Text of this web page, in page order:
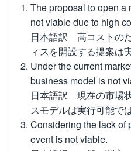
The proposal to open a
not viable due to high
日本語訳 高コストの
ィスを開設する提案は
Under the current
business model is not
日本語訳 現在の市場
スモデルは実行可能で
Considering the lack of
event is not viable.